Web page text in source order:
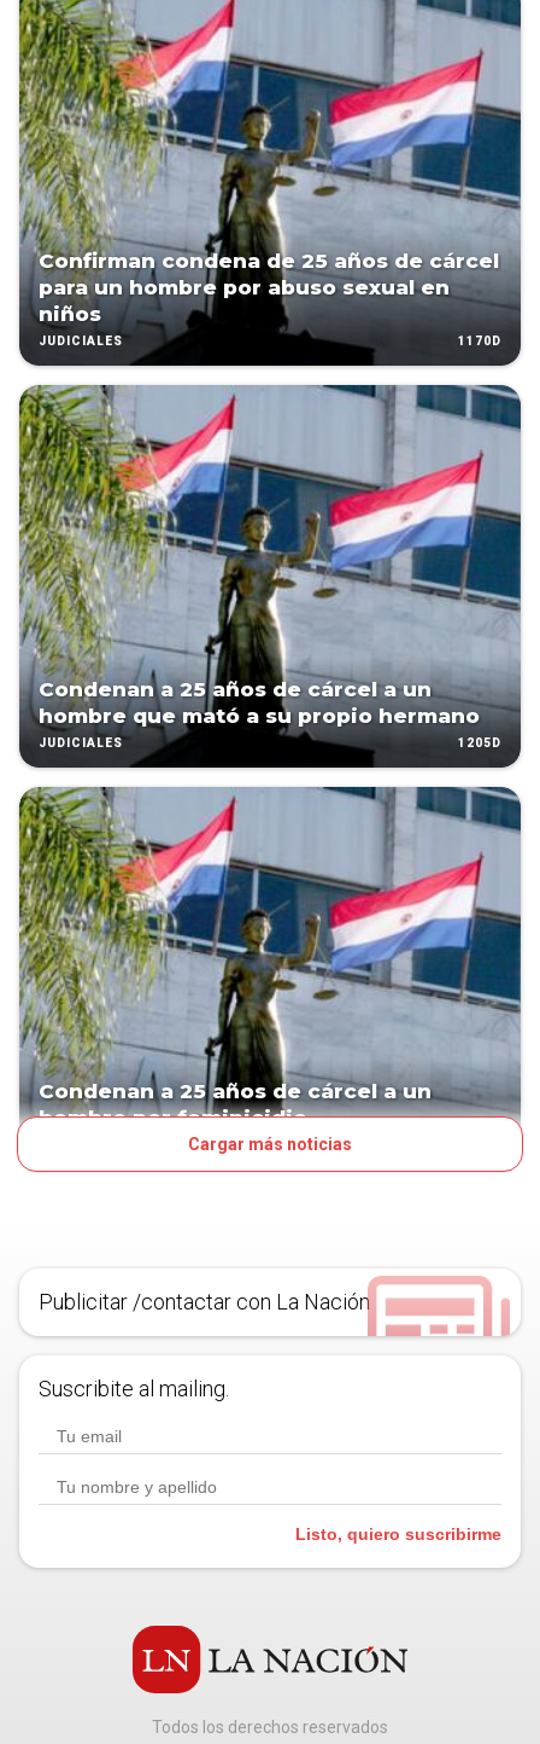
Confirman condena de 25 años de cárcel
para un hombre por abuso sexual en
niños
JUDICIALES 1170D
Condenan a 25 años de cárcel a un
hombre que mató a su propio hermano
JUDICIALES 1205D
Condenan a 25 años de cárcel a un
hombre por feminicidio
Cargar más noticias
Publicitar /contactar con La Nación
Suscribite al mailing.
Listo, quiero suscribirme
Todos los derechos reservados